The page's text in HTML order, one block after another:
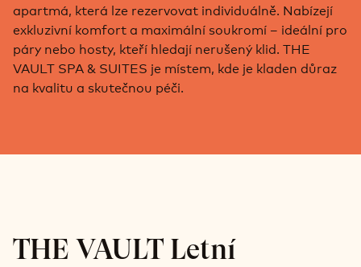
apartmá, která lze rezervovat individuálně. Nabízejí
exkluzivní komfort a maximální soukromí – ideální pro
páry nebo hosty, kteří hledají nerušený klid. THE
VAULT SPA & SUITES je místem, kde je kladen důraz
na kvalitu a skutečnou péči.
THE VAULT Letní